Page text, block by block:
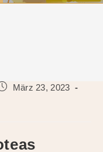
März 23, 2023